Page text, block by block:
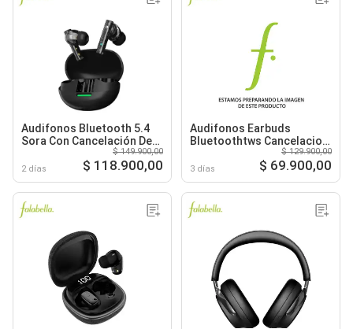
Audifonos Bluetooth 5.4
Sora Con Cancelación De
2 días
$ 149.900,00
$ 118.900,00
Audifonos Earbuds
Bluetoothtws Cancelacion
3 días
$ 129.900,00
$ 69.900,00